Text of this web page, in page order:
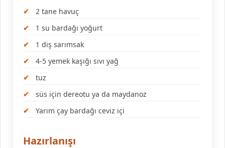
2 tane havuç
1 su bardağı yoğurt
1 diş sarımsak
4-5 yemek kaşığı sıvı yağ
tuz
süs için dereotu ya da maydanoz
Yarım çay bardağı ceviz içi
Hazırlanışı